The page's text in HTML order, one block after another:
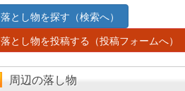
落とし物を探す（検索へ）
落とし物を投稿する（投稿フォームへ）
周辺の落し物